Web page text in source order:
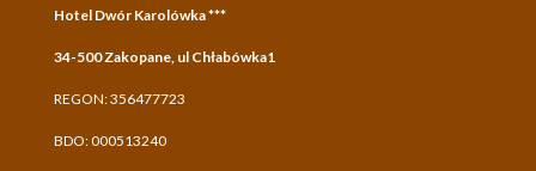
Hotel Dwór Karolówka ***
34-500 Zakopane, ul Chłabówka1
REGON: 356477723
BDO: 000513240